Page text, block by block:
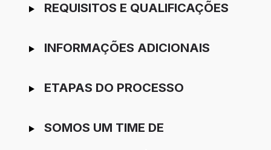
REQUISITOS E QUALIFICAÇÕES
INFORMAÇÕES ADICIONAIS
ETAPAS DO PROCESSO
SOMOS UM TIME DE